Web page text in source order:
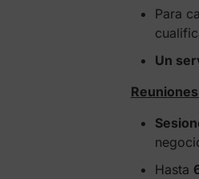
Para
Un
Hasta